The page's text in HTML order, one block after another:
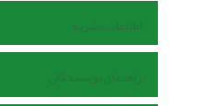
اطلاعات نشریه
راهنمای نویسندگان